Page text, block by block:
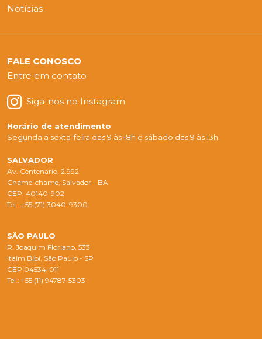
Notícias
FALE CONOSCO
Entre em contato
Siga-nos no Instagram
Horário de atendimento
Segunda a sexta-feira das 9 às 18h e sábado das 9 às 13h.
SALVADOR
Av. Centenário, 2.992
Chame-chame, Salvador - BA
CEP: 40140-902
Tel.: +55 (71) 3040-9300
SÃO PAULO
R. Joaquim Floriano, 533
Itaim Bibi, São Paulo - SP
CEP 04534-011
Tel.: +55 (11) 94787-5303